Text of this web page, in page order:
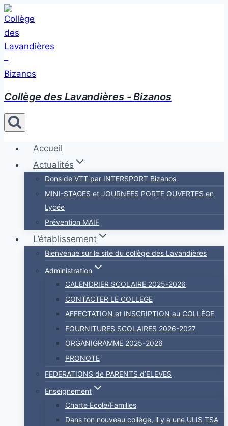
Aller
au
contenu
Collège des Lavandières - Bizanos
Accueil
Actualités
Dons de VTT par INTERSPORT Bizanos
MINI-STAGES et JOURNEES PORTE OUVERTES en
Lycée
Prévention MAIF
L’établissement
Bienvenue sur le site du collège des Lavandières
Administration
CALENDRIER SCOLAIRE 2025-2026
CONTACTER LE COLLEGE
AFFECTATION et INSCRIPTION au COLLÈGE
FOURNITURES SCOLAIRES 2026-2027
ORGANIGRAMME 2025-2026
PRONOTE
FEDERATIONS de PARENTS d’ELEVES
Enseignement
Charte Ecole/Familles
Dans ton nouveau collège, il y a une ULIS TSA